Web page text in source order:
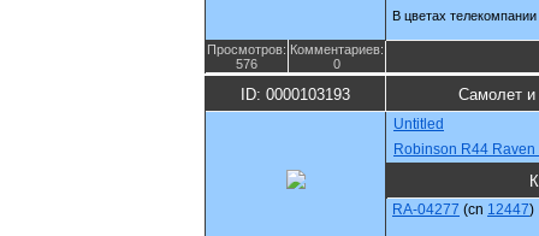
В цветах
Просмотров:
576
Комментариев:
0
ID: 0000103193 Самолет и
Untitled
Robinson R44 Raven
RA-04277 (cn 12447)